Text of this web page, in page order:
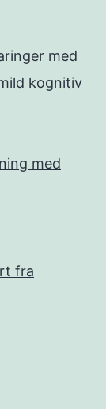
med
kognitiv
med
fra